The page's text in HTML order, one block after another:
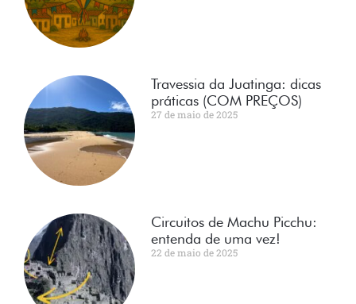
Travessia da Juatinga: dicas
práticas (COM PREÇOS)
27 de maio de 2025
Circuitos de Machu Picchu:
entenda de uma vez!
22 de maio de 2025